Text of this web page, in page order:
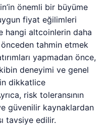
önemli bir büyüme
fiyat eğilimleri
hangi altcoinlerin daha
tahmin etmek
yapmadan önce,
deneyimi ve genel
dikkatlice
risk toleransının
güvenilir kaynaklardan
tavsiye edilir.